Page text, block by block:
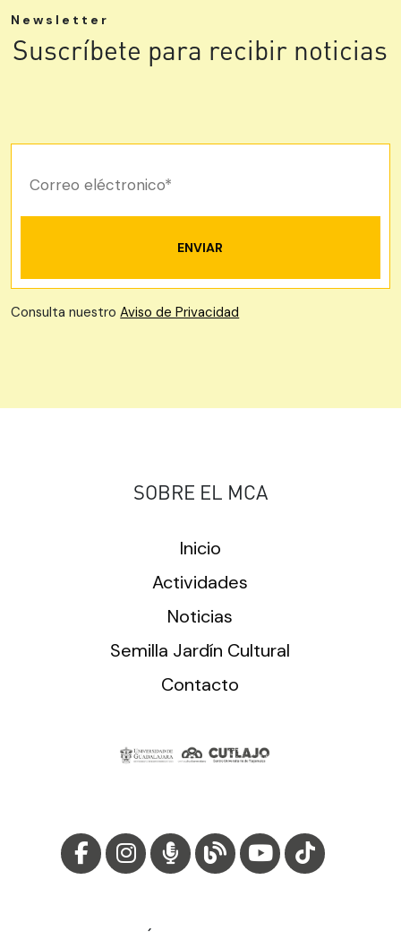
Newsletter
Suscríbete para recibir noticias
Consulta nuestroAviso de Privacidad
SOBRE EL MCA
Inicio
Actividades
Noticias
Semilla Jardín Cultural
Contacto